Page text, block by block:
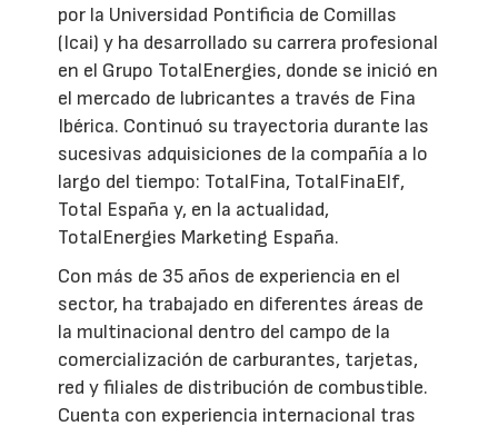
por la Universidad Pontificia de Comillas
(Icai) y ha desarrollado su carrera profesional
en el Grupo TotalEnergies, donde se inició en
el mercado de lubricantes a través de Fina
Ibérica. Continuó su trayectoria durante las
sucesivas adquisiciones de la compañía a lo
largo del tiempo: TotalFina, TotalFinaElf,
Total España y, en la actualidad,
TotalEnergies Marketing España.
Con más de 35 años de experiencia en el
sector, ha trabajado en diferentes áreas de
la multinacional dentro del campo de la
comercialización de carburantes, tarjetas,
red y filiales de distribución de combustible.
Cuenta con experiencia internacional tras